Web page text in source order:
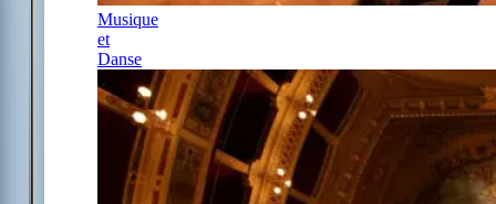
Musique
et
Danse